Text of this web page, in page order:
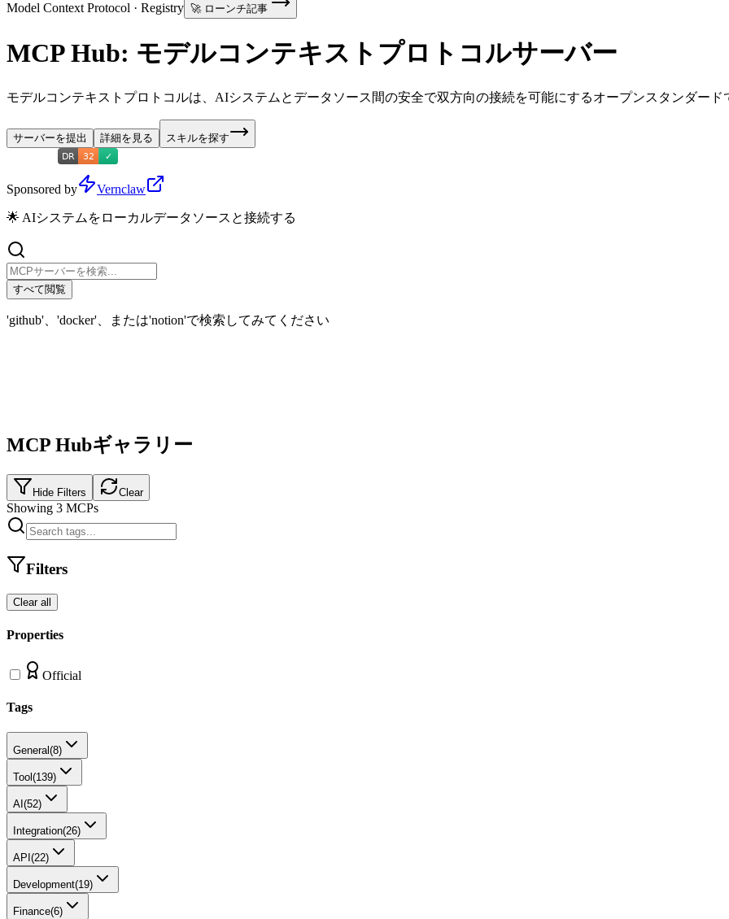
Model Context Protocol · Registry 🚀 ローンチ記事
MCP Hub: モデルコンテキストプロトコルサーバー
モデルコンテキストプロトコルは、AIシステムとデータソース間の安全で双方向の接続を可能にするオープンスタンダード
サーバーを提出 詳細を見る スキルを探す
Sponsored by Vernclaw
🌟 AIシステムをローカルデータソースと接続する
すべて閲覧
'github'、'docker'、または'notion'で検索してみてください
MCP Hubギャラリー
Hide Filters Clear
Showing 3 MCPs
Filters
Clear all
Properties
Official
Tags
General(8)
Tool (139)
AI (52)
Integration(26)
API (22)
Development(19)
Finance(6)